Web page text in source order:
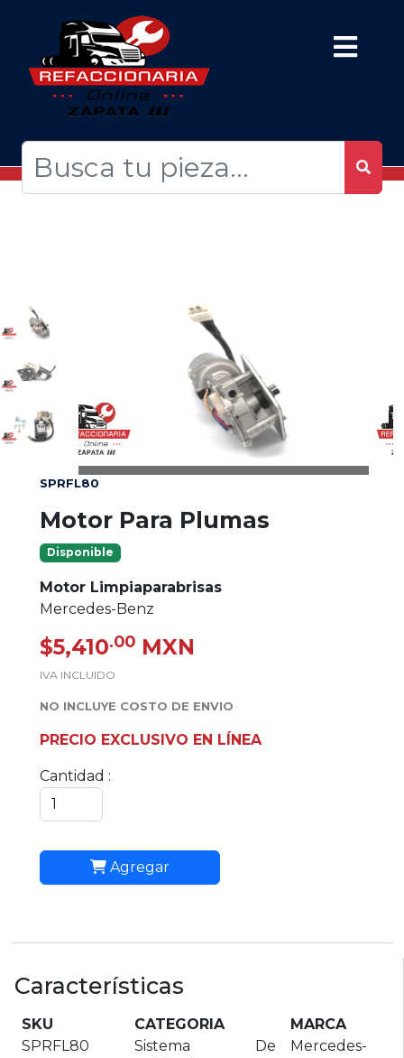
SPRFL80
Motor Para Plumas
Disponible
Motor Limpiaparabrisas
Mercedes-Benz
$5,410.00 MXN
IVA INCLUIDO
NO INCLUYE COSTO DE ENVIO
PRECIO EXCLUSIVO EN LÍNEA
Cantidad :
Agregar
Características
SKU
SPRFL80
CATEGORIA
Sistema De
MARCA
Mercedes-